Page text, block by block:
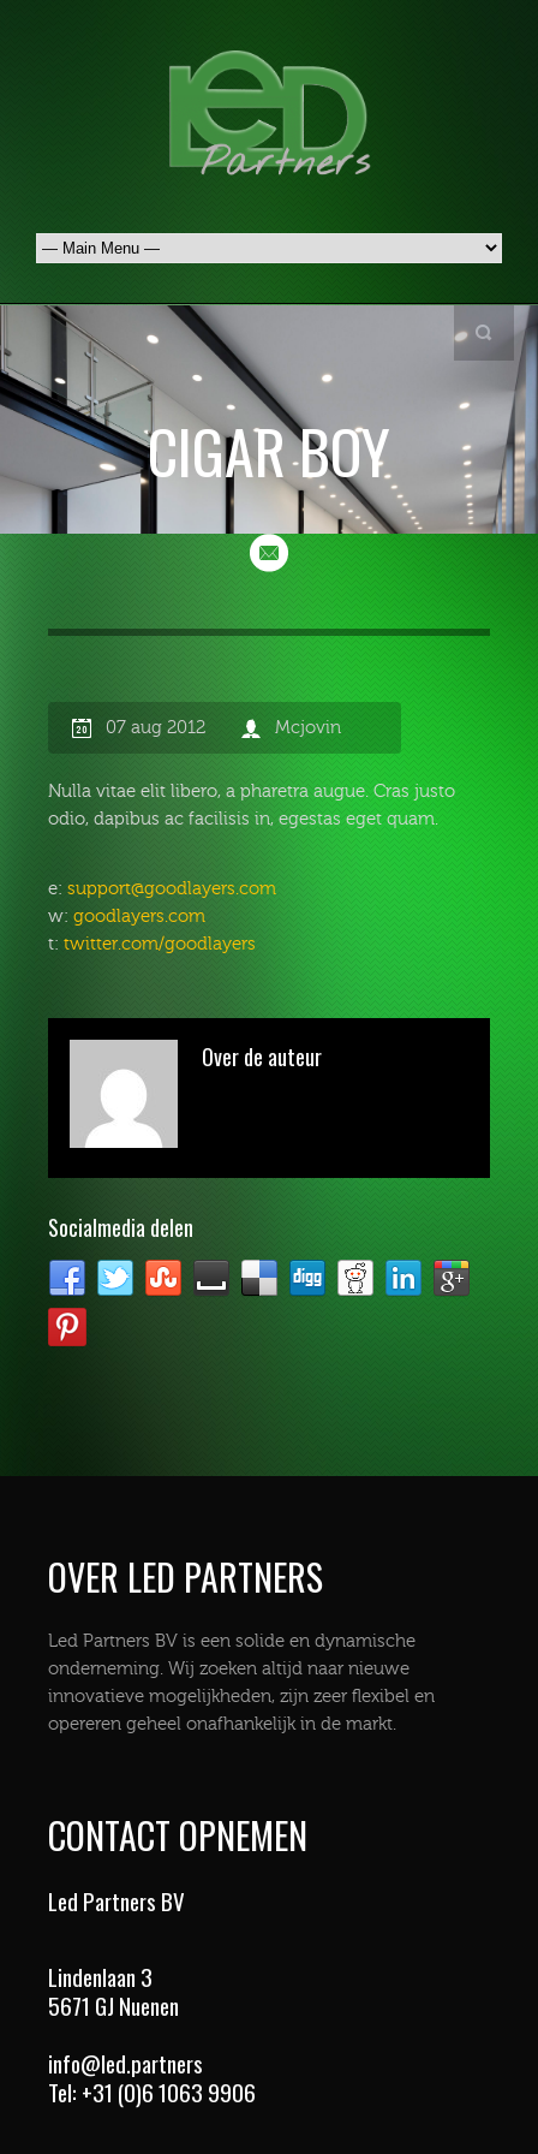
CIGAR BOY
07 aug 2012 Mcjovin
Nulla vitae elit libero, a pharetra augue. Cras justo
odio, dapibus ac facilisis in, egestas eget quam.
e: support@goodlayers.com
w: goodlayers.com
t: twitter.com/goodlayers
Over de auteur
Socialmedia delen
OVER LED PARTNERS
Led Partners BV is een solide en dynamische
onderneming. Wij zoeken altijd naar nieuwe
innovatieve mogelijkheden, zijn zeer flexibel en
opereren geheel onafhankelijk in de markt.
CONTACT OPNEMEN
Led Partners BV
Lindenlaan 3
5671 GJ Nuenen
info@led.partners
Tel: +31 (0)6 1063 9906